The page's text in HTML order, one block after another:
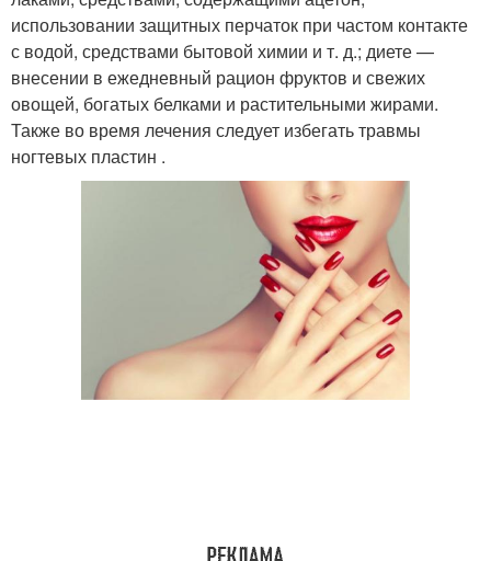
использовании защитных перчаток при частом контакте
с водой, средствами бытовой химии и т. д.; диете —
внесении в ежедневный рацион фруктов и свежих
овощей, богатых белками и растительными жирами.
Также во время лечения следует избегать травмы
ногтевых пластин .